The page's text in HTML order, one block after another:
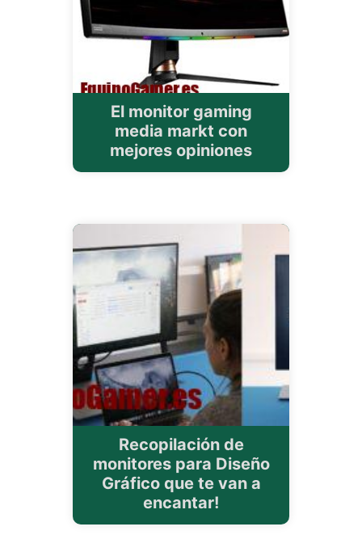
El monitor gaming
media markt con
mejores opiniones
Recopilación de
monitores para Diseño
Gráfico que te van a
encantar!